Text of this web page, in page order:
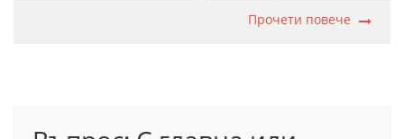
Прочети повече